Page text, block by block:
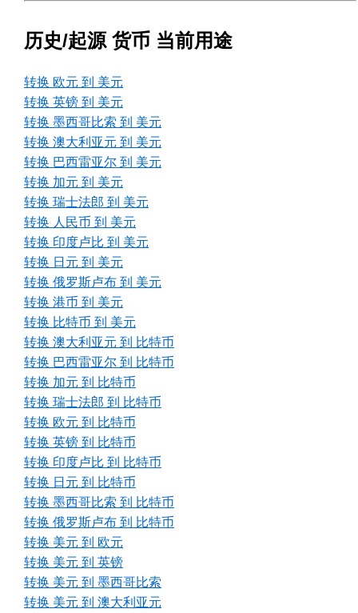
历史/起源 货币 当前用途
转换 欧元 到 美元
转换 英镑 到 美元
转换 墨西哥比索 到 美元
转换 澳大利亚元 到 美元
转换 巴西雷亚尔 到 美元
转换 加元 到 美元
转换 瑞士法郎 到 美元
转换 人民币 到 美元
转换 印度卢比 到 美元
转换 日元 到 美元
转换 俄罗斯卢布 到 美元
转换 港币 到 美元
转换 比特币 到 美元
转换 澳大利亚元 到 比特币
转换 巴西雷亚尔 到 比特币
转换 加元 到 比特币
转换 瑞士法郎 到 比特币
转换 欧元 到 比特币
转换 英镑 到 比特币
转换 印度卢比 到 比特币
转换 日元 到 比特币
转换 墨西哥比索 到 比特币
转换 俄罗斯卢布 到 比特币
转换 美元 到 欧元
转换 美元 到 英镑
转换 美元 到 墨西哥比索
转换 美元 到 澳大利亚元